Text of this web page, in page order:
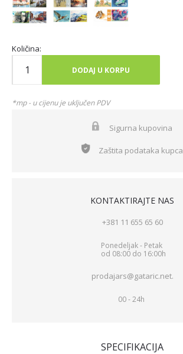
Količina:
DODAJ U KORPU
*mp - u cijenu je uključen PDV
Sigurna kupovina
Zaštita podataka kupca
KONTAKTIRAJTE NAS
+381 11 655 65 60
Ponedeljak - Petak
od 08:00 do 16:00h
prodajars@gataric.net.
00 - 24h
SPECIFIKACIJA